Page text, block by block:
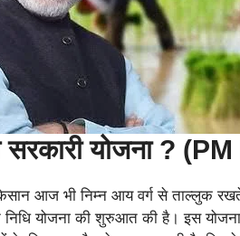
सरकारी योजना ?
आज भी निम्न आय वर्ग से ताल्लुक
निधि योजना की शुरुआत की है। इस